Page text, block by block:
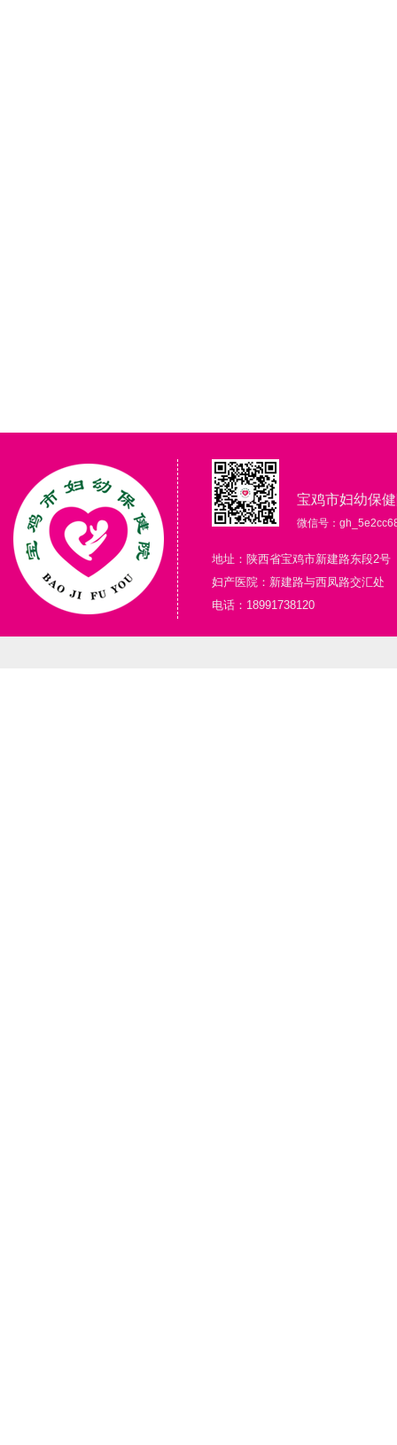
宝鸡市妇幼保
微信号：
地址：陕西省宝鸡市新建路东段2号
妇产医院：新建路与西凤路交汇处
电话：18991738120